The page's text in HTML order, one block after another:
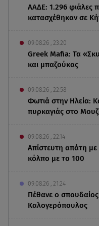
ΑΑΔΕ: 1.296 φιάλες
κατασχέθηκαν σε
09.08.26 , 23:20
Greek Mafia: Τα
και μπαζούκας
09.08.26 , 22:58
Φωτιά στην Ηλεία:
πυρκαγιάς στο
09.08.26 , 22:14
Απίστευτη απάτη
κόλπο με το 100
09.08.26 , 21:24
Πέθανε ο
Καλογερόπουλος